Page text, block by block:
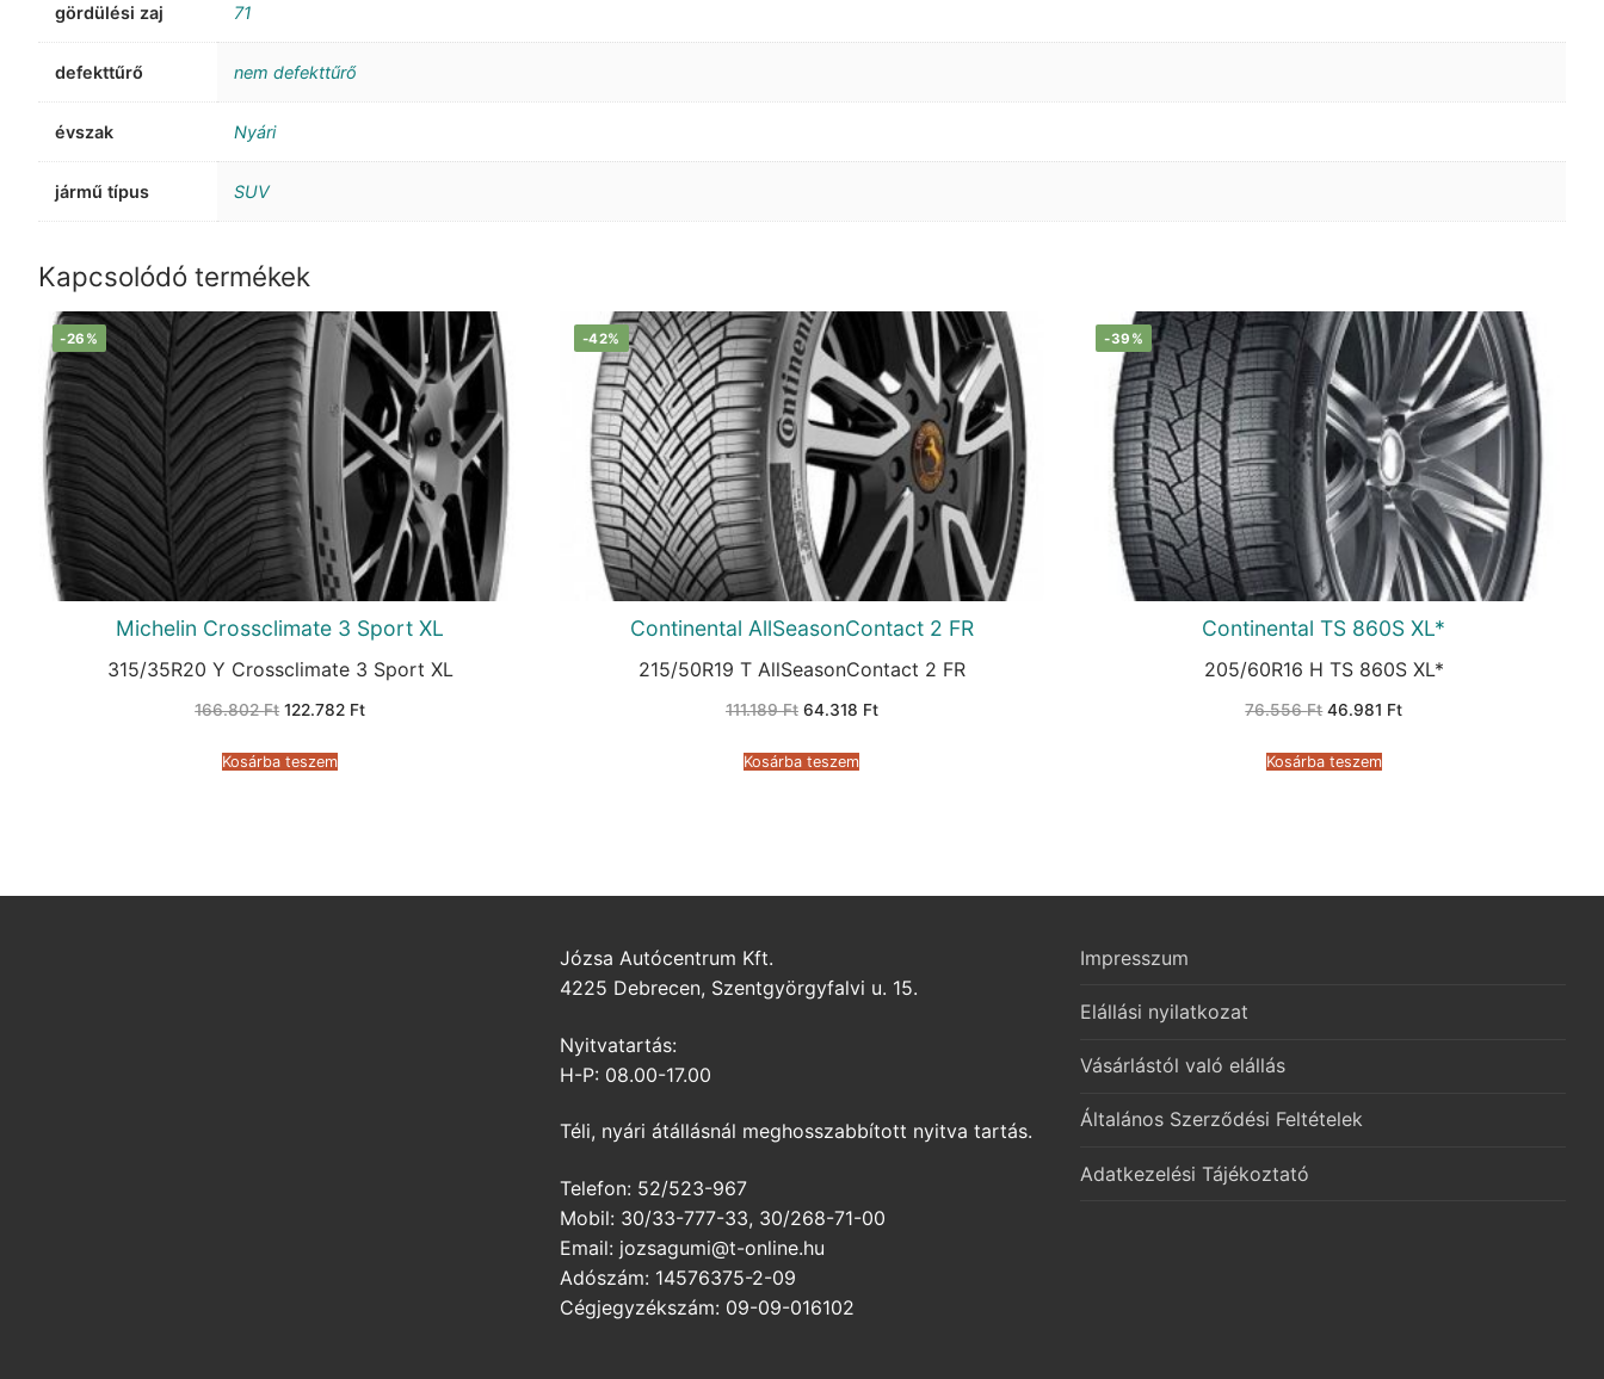
gördülési zaj 71
defekttűrő nem defekttűrő
évszak Nyári
jármű típus SUV
Kapcsolódó termékek
-26%
Michelin Crossclimate 3 Sport XL
315/35R20 Y Crossclimate 3 Sport XL
166.802Ft Original
166.802 Ft.
122.782 FtCurrent
Kosárba teszem
-42%
Continental AllSeasonContact 2 FR
215/50R19 T AllSeasonContact 2 FR
111.189Ft Original
111.189 Ft.
64.318 FtCurrent
Kosárba teszem
-39%
Continental TS 860S XL*
205/60R16 H TS 860S XL*
76.556Ft Original
76.556 Ft.
46.981 FtCurrent
Kosárba teszem
Józsa Autócentrum Kft.
4225 Debrecen, Szentgyörgyfalvi u. 15.
Nyitvatartás:
H-P: 08.00-17.00
Téli, nyári átállásnál meghosszabbított nyitva tartás.
Telefon: 52/523-967
Mobil: 30/33-777-33, 30/268-71-00
Email: jozsagumi@t-online.hu
Adószám: 14576375-2-09
Cégjegyzékszám: 09-09-016102
Impresszum
Elállási nyilatkozat
Vásárlástól való elállás
Általános Szerződési Feltételek
Adatkezelési Tájékoztató